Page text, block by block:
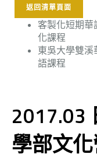
返回清單頁面
客製化短期
化課程
東吳大學雙
語課程
2017.03
學部文